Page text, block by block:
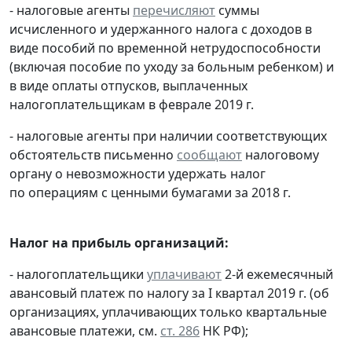
- налоговые агенты перечисляют суммы
исчисленного и удержанного налога с доходов в
виде пособий по временной нетрудоспособности
(включая пособие по уходу за больным ребенком) и
в виде оплаты отпусков, выплаченных
налогоплательщикам в феврале 2019 г.
- налоговые агенты при наличии соответствующих
обстоятельств письменно сообщают налоговому
органу о невозможности удержать налог
по операциям с ценными бумагами за 2018 г.
Налог на прибыль организаций:
- налогоплательщики уплачивают2-й ежемесячный
авансовый платеж по налогу за I квартал 2019 г. (об
организациях, уплачивающих только квартальные
авансовые платежи, см. ст. 286 НК РФ);